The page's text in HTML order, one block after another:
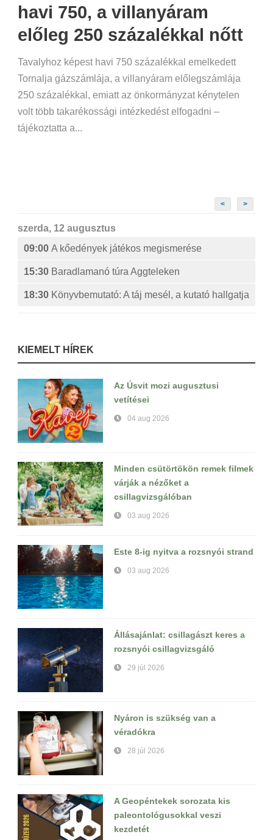
havi 750, a villanyáram
előleg 250 százalékkal nőtt
Tavalyhoz képest havi 750 százalékkal emelkedett
Tornalja gázszámlája, a villanyáram előlegszámlája
250 százalékkal, emiatt az önkormányzat kénytelen
volt több takarékossági intézkedést elfogadni –
tájékoztatta a...
< >
szerda, 12 augusztus
09:00 A kőedények játékos megismerése
15:30 Baradlamanó túra Aggteleken
18:30 Könyvbemutató: A táj mesél, a kutató hallgatja
KIEMELT HÍREK
Az Úsvit mozi augusztusi
vetítései
04 aug 2026
Minden csütörtökön remek filmek
várják a nézőket a
csillagvizsgálóban
03 aug 2026
Este 8-ig nyitva a rozsnyói strand
03 aug 2026
Állásajánlat: csillagászt keres a
rozsnyói csillagvizsgáló
29 júl 2026
Nyáron is szükség van a
véradókra
28 júl 2026
A Geopéntekek sorozata kis
paleontológusokkal veszi
kezdetét